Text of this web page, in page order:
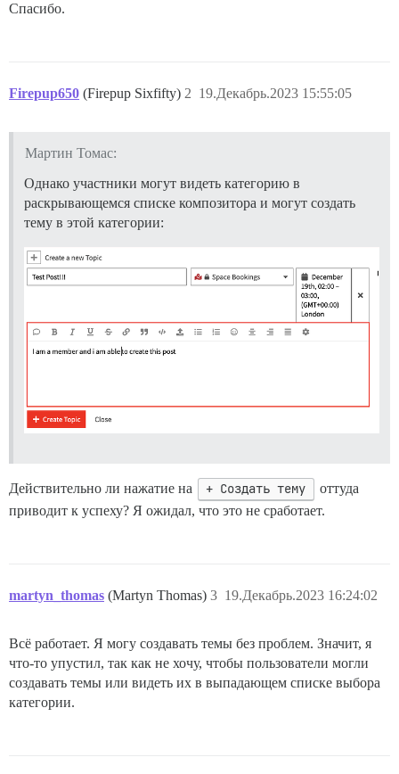
Спасибо.
Firepup650 (Firepup Sixfifty) 19.Декабрь.2023 15:55:05
2
Мартин Томас:
Однако участники могут видеть категорию в
раскрывающемся списке композитора и могут создать
тему в этой категории:
Действительно ли нажатие на + Создать тему
оттуда
приводит к успеху? Я ожидал, что это не сработает.
martyn_thomas (Martyn Thomas) 19.Декабрь.2023 16:24:02
3
Всё работает. Я могу создавать темы без проблем. Значит, я
что-то упустил, так как не хочу, чтобы пользователи могли
создавать темы или видеть их в выпадающем списке выбора
категории.